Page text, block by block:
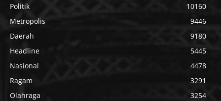
Politik
10160
Metropolis
9446
Daerah
9180
Headline
5445
Nasional
4478
Ragam
3291
Olahraga
3254